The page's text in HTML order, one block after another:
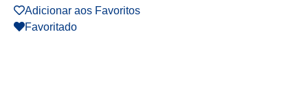
Adicionar aos Favoritos
Favoritado